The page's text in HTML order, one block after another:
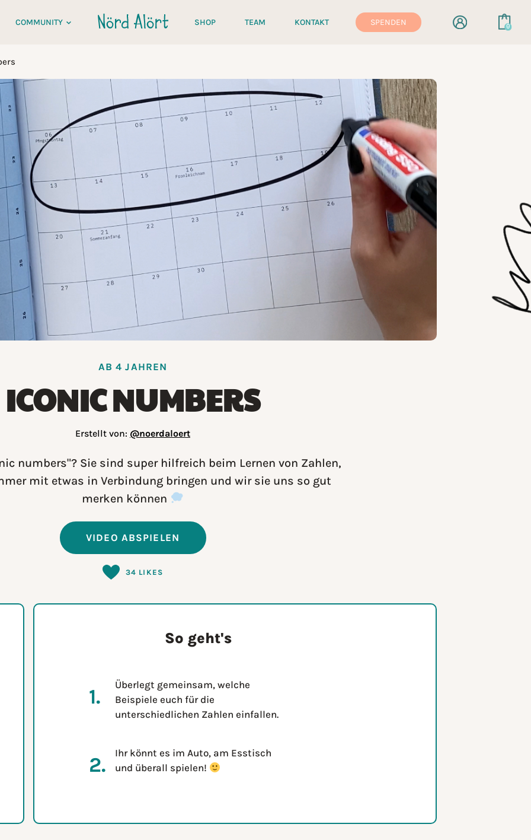
COMMUNITY SHOP TEAM KONTAKT SPENDEN
AB 4 JAHREN
ICONIC NUMBERS
Erstellt von: @noerdaloert
numbers"? Sie sind super hilfreich beim Lernen von Zahlen,
mit etwas in Verbindung bringen und wir sie uns so gut
merken können
VIDEO ABSPIELEN
34 LIKES
So geht's
Überlegt gemeinsam, welche
Beispiele euch für die
unterschiedlichen Zahlen einfallen.
Ihr könnt es im Auto, am Esstisch
und überall spielen!